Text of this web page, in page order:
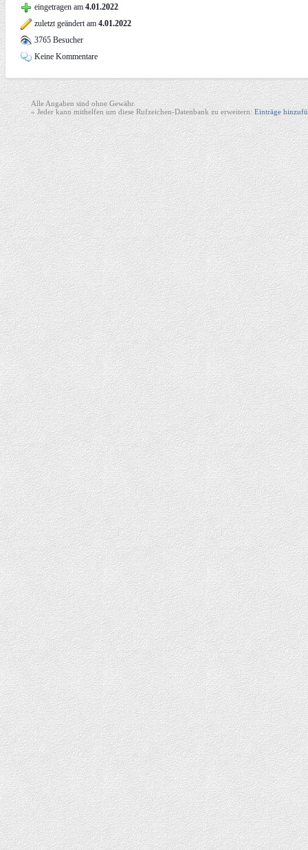
eingetragen am 4.01.2022
zuletzt geändert am 4.01.2022
3765 Besucher
Keine Kommentare
Alle Angaben sind ohne Gewähr.
» Jeder kann mithelfen um diese Rufzeichen-Datenbank zu erweitern:Einträge